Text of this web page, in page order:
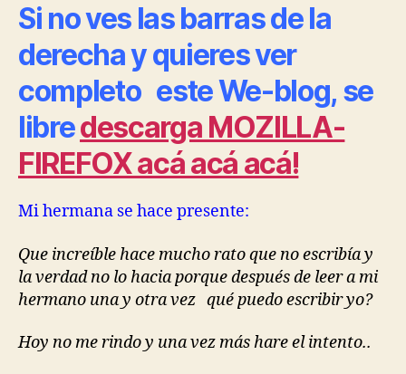
Si no ves las barras de la
derecha y quieres ver
completo este We-blog, se
libredescarga MOZILLA-
FIREFOX acá acá acá!
Mi hermana se hace presente:
Que increíble hace mucho rato que no escribía y
la verdad no lo hacia porque después de leer a mi
hermano una y otra vez qué puedo escribir yo?
Hoy no me rindo y una vez más hare el intento..